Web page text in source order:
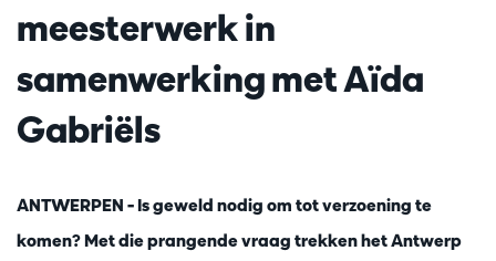
meesterwerk in
samenwerking met Aïda
Gabriëls
ANTWERPEN – Is geweld nodig om tot verzoening te
komen? Met die prangende vraag trekken het Antwerp